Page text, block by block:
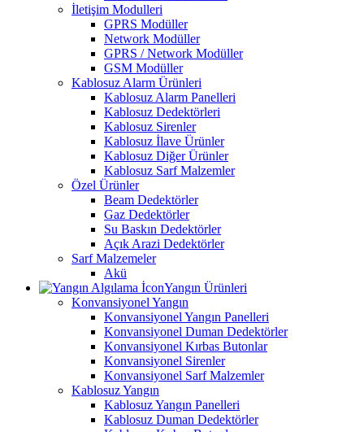
İletişim Modulleri
GPRS Modüller
Network Modüller
GPRS / Network Modüller
GSM Modüller
Kablosuz Alarm Ürünleri
Kablosuz Alarm Panelleri
Kablosuz Dedektörleri
Kablosuz Sirenler
Kablosuz İlave Ürünler
Kablosuz Diğer Ürünler
Kablosuz Sarf Malzemler
Özel Ürünler
Beam Dedektörler
Gaz Dedektörler
Su Baskın Dedektörler
Açık Arazi Dedektörler
Sarf Malzemeler
Akü
Yangın Ürünleri
Konvansiyonel Yangın
Konvansiyonel Yangın Panelleri
Konvansiyonel Duman Dedektörler
Konvansiyonel Kırbas Butonlar
Konvansiyonel Sirenler
Konvansiyonel Sarf Malzemler
Kablosuz Yangın
Kablosuz Yangın Panelleri
Kablosuz Duman Dedektörler